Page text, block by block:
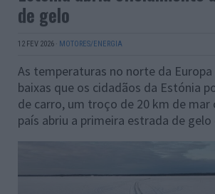
de gelo
12 FEV 2026 · MOTORES/ENERGIA
As temperaturas no norte da
baixas que os cidadãos da Estónia
de carro, um troço de 20 km de mar
país abriu a primeira estrada de